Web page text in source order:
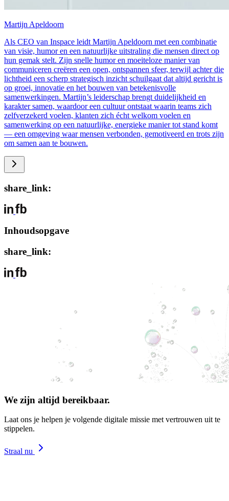
Martijn Apeldoorn
Als CEO van Inspace leidt Martijn Apeldoorn met een combinatie
van visie, humor en een natuurlijke uitstraling die mensen direct op
hun gemak stelt. Zijn snelle humor en moeiteloze manier van
communiceren creëren een open, ontspannen sfeer, terwijl achter die
lichtheid een scherp strategisch inzicht schuilgaat dat altijd gericht is
op groei, innovatie en het bouwen van betekenisvolle
samenwerkingen. Martijn’s leiderschap brengt duidelijkheid en
karakter samen, waardoor een cultuur ontstaat waarin teams zich
zelfverzekerd voelen, klanten zich écht welkom voelen en
samenwerking op een natuurlijke, energieke manier tot stand komt
— een omgeving waar mensen verbonden, gemotiveerd en trots zijn
om samen aan te bouwen.
share_link:
Inhoudsopgave
share_link:
We zijn altijd bereikbaar.
Laat ons je helpen je volgende digitale missie met vertrouwen uit te
stippelen.
Straal nu